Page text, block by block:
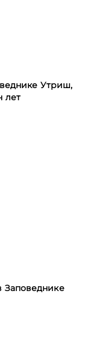
Утриш,
лет
Заповеднике